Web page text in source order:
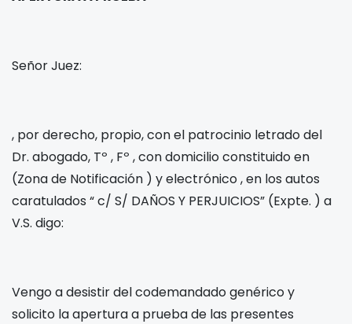
Señor Juez:
, por derecho, propio, con el patrocinio letrado del
Dr. abogado, Tº , Fº , con domicilio constituido en
(Zona de Notificación ) y electrónico, en los autos
caratulados “c/ S/ DAÑOS Y PERJUICIOS” (Expte. ) a
V.S. digo:
Vengo a desistir del codemandado genérico y
solicito la apertura a prueba de las presentes